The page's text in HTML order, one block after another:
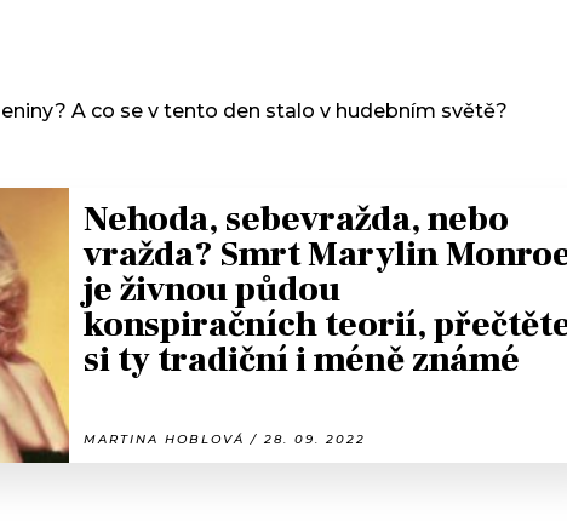
A co se v tento den stalo v hudebním světě?
Nehoda, sebevražda, nebo
vražda? Smrt Marylin
je živnou půdou
konspiračních teorií,
si ty tradiční i méně známé
MARTINA HOBLOVÁ / 28. 09. 2022